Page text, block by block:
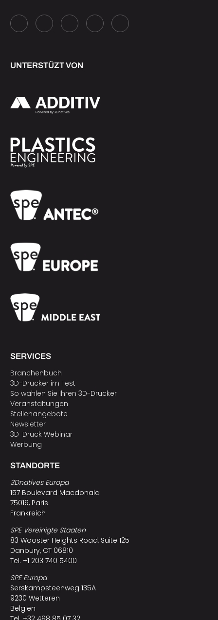
UNTERSTÜZT VON
SERVICES
Branchenbuch
3D-Drucker im Test
So wählen Sie Ihren 3D-Drucker
Veranstaltungen
Stellenangebote
Newsletter
3D-Druck Webinar
Werbung
STANDORTE
3Dnatives Europa
157 Boulevard Macdonald
75019, Paris
Frankreich
SPE Vereinigte Staaten
83 Wooster Heights Road, Suite 125
Danbury, CT 06810
Tel. +1 203 740 5400
SPE Europa
Serskampsteenweg 135A
9230 Wetteren
Belgien